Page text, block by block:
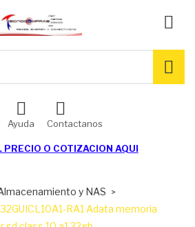
Ayuda Contactanos
PRECIO O COTIZACION AQUI
y NAS
RA1 Adata memoria